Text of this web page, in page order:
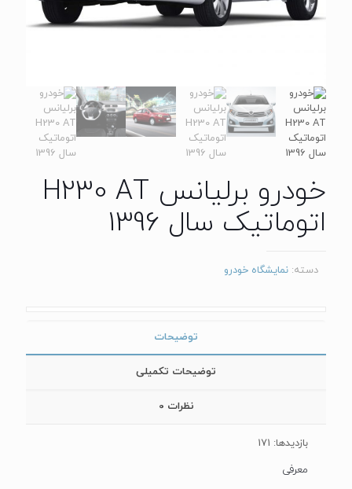
خودرو برلیانس H230 AT
اتوماتیک سال 1396
دسته: نمایشگاه خودرو
توضیحات
توضیحات تکمیلی
نظرات 0
بازدیدها: 171
معرفی